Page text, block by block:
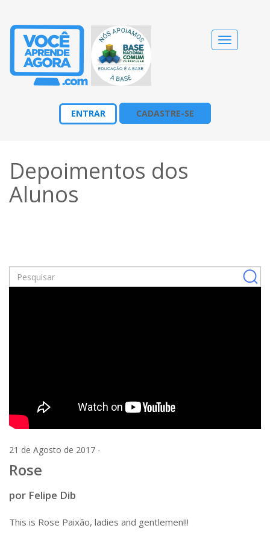
Alternar
navegação
ENTRAR CADASTRE-SE
Depoimentos dos
Alunos
21 de Agosto de 2017 -
Rose
por Felipe Dib
This is Rose Paixão, ladies and gentlemen!!!